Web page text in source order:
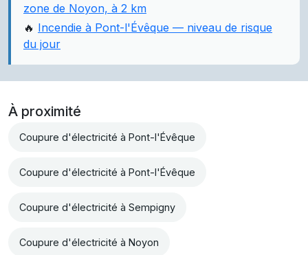
zone de Noyon, à 2 km
🔥 Incendie à Pont-l'Évêque — niveau de risque
du jour
À proximité
Coupure d'électricité à Pont-l'Évêque
Coupure d'électricité à Pont-l'Évêque
Coupure d'électricité à Sempigny
Coupure d'électricité à Noyon